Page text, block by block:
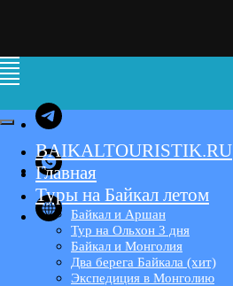
BAIKALTOURISTIK.RU
Главная
Туры на Байкал летом
Байкал и Аршан
Тур на Ольхон 3 дня
Байкал и Монголия
Два берега Байкала (хит)
Экспедиция в Монголию